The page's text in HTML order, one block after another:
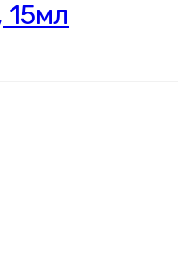
15мл